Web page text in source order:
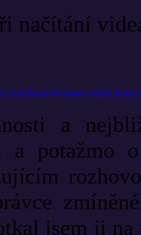
načítání
o holešovském zámku Renée
a
a potažmo
jsem ji